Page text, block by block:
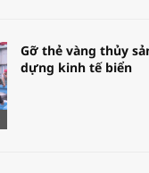
Gỡ thẻ vàng thủy
dựng kinh tế biển